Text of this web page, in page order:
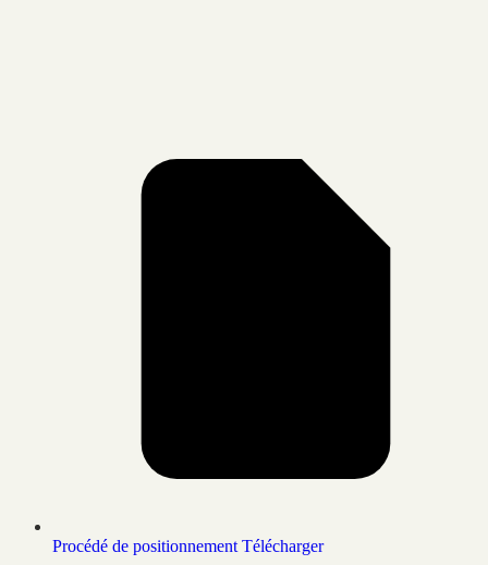
Procédé de positionnement Télécharger